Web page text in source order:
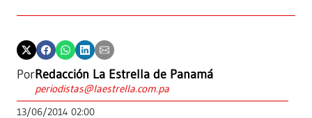
PorRedacción La Estrella de Panamá
periodistas@laestrella.com.pa
13/06/2014 02:00